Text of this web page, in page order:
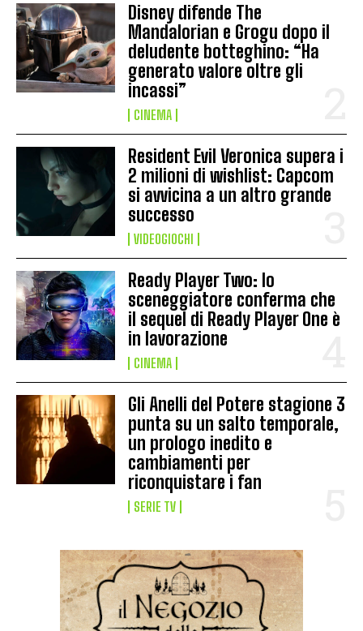
Disney difende The
Mandalorian e Grogu dopo il
deludente botteghino: “Ha
generato valore oltre gli
incassi”
CINEMA
Resident Evil Veronica supera i
2 milioni di wishlist: Capcom
si avvicina a un altro grande
successo
VIDEOGIOCHI
Ready Player Two: lo
sceneggiatore conferma che
il sequel di Ready Player One è
in lavorazione
CINEMA
Gli Anelli del Potere stagione 3
punta su un salto temporale,
un prologo inedito e
cambiamenti per
riconquistare i fan
SERIE TV